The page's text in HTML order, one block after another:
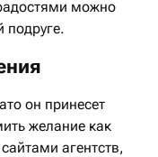
можно
подруге.
он принесет
желание как
агентств,